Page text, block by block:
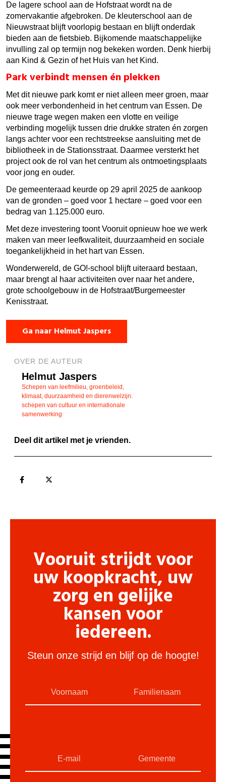
De lagere school aan de Hofstraat wordt na de
zomervakantie afgebroken. De kleuterschool aan de
Nieuwstraat blijft voorlopig bestaan en blijft onderdak
bieden aan de fietsbieb. Bijkomende maatschappelijke
invulling zal op termijn nog bekeken worden. Denk hierbij
aan Kind & Gezin of het Huis van het Kind.
Park verbindt mensen én plekken
Met dit nieuwe park komt er niet alleen meer groen, maar
ook meer verbondenheid in het centrum van Essen. De
nieuwe trage wegen maken een vlotte en veilige
verbinding mogelijk tussen drie drukke straten én zorgen
langs achter voor een rechtstreekse aansluiting met de
bibliotheek in de Stationsstraat. Daarmee versterkt het
project ook de rol van het centrum als ontmoetingsplaats
voor jong en ouder.
De gemeenteraad keurde op 29 april 2025 de aankoop
van de gronden – goed voor 1 hectare – goed voor een
bedrag van 1.125.000 euro.
Met deze investering toont Vooruit opnieuw hoe we werk
maken van meer leefkwaliteit, duurzaamheid en sociale
toegankelijkheid in het hart van Essen.
Wonderwereld, de GO!-school blijft uiteraard bestaan,
maar brengt al haar activiteiten over naar het andere,
grote schoolgebouw in de Hofstraat/Burgemeester
Kenisstraat.
Ga naar Helmut Jaspers
OVER DE AUTEUR
Helmut Jaspers
Schepen van leefmilieu, groenbeleid,
klimaat, duurzaamheid en dierenwelzijn.
schepen van cultuur en internationale
samenwerking
Deel dit artikel met je vrienden.
Vooruit strijdt voor
uw koopkracht, uw
zorg en gelijke
kansen voor
iedereen.
Steun onze strijd en blijf op de hoogte!